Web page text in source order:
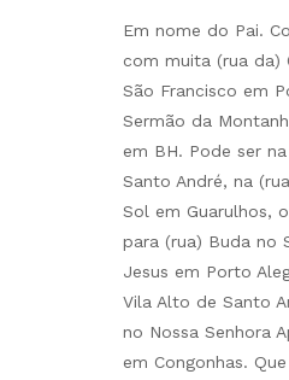
Em nome do Pai.
com muita (rua da)
São Francisco em
Sermão da
em BH. Pode ser
Santo André, na
Sol em Guarulhos,
para (rua) Buda no
Jesus em Porto
Vila Alto de Santo
no Nossa Senhora
em Congonhas.